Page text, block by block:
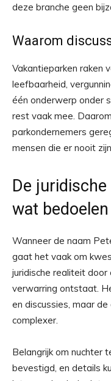
deze branche geen
Waarom
Vakantieparken raken
leefbaarheid,
één onderwerp onder
rest vaak mee.
parkondernemers
mensen die er nooit
De
wat
Wanneer de naam
gaat het vaak om
juridische realiteit
verwarring ontstaat.
en discussies, maar
complexer.
Belangrijk om nuchter
bevestigd, en details